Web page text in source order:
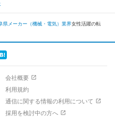
県 メーカー（機械・電気）業界女性活躍の転
会社概要
利用規約
通信に関する情報の利用について
採用を検討中の方へ